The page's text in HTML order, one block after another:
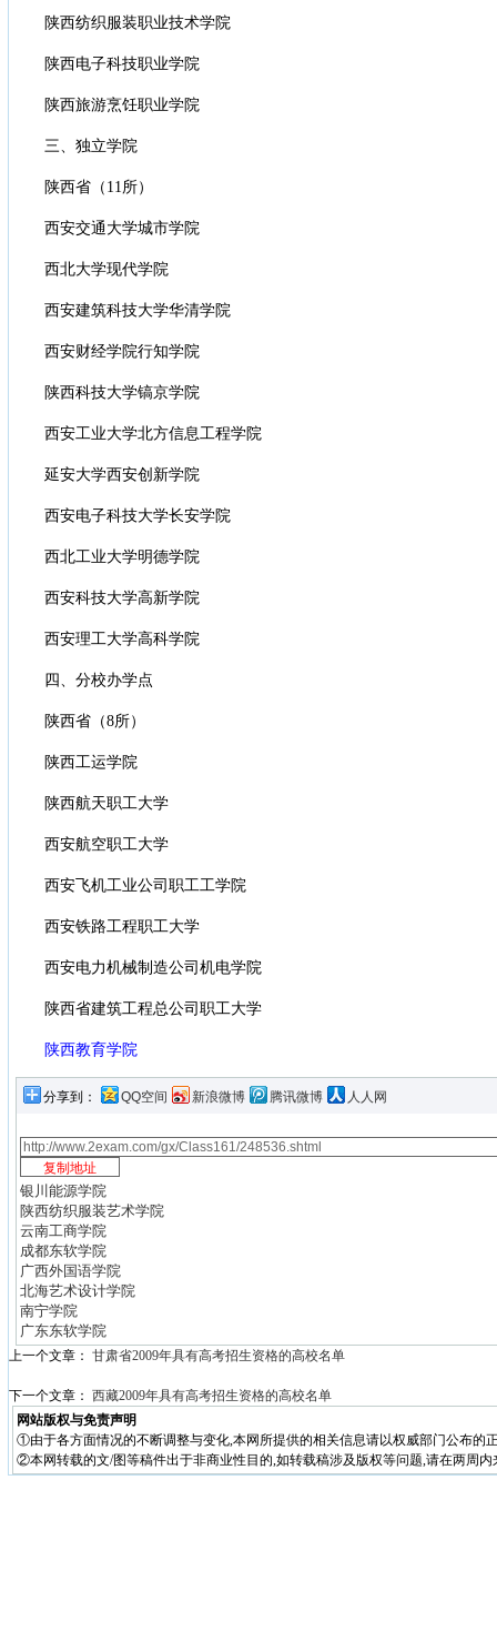
陕西纺织服装职业技术学院
陕西电子科技职业学院
陕西旅游烹饪职业学院
三、独立学院
陕西省（11所）
西安交通大学城市学院
西北大学现代学院
西安建筑科技大学华清学院
西安财经学院行知学院
陕西科技大学镐京学院
西安工业大学北方信息工程学院
延安大学西安创新学院
西安电子科技大学长安学院
西北工业大学明德学院
西安科技大学高新学院
西安理工大学高科学院
四、分校办学点
陕西省（8所）
陕西工运学院
陕西航天职工大学
西安航空职工大学
西安飞机工业公司职工工学院
西安铁路工程职工大学
西安电力机械制造公司机电学院
陕西省建筑工程总公司职工大学
陕西教育学院
分享到： QQ空间 新浪微博 腾讯微博 人人网
银川能源学院
陕西纺织服装艺术学院
云南工商学院
成都东软学院
广西外国语学院
北海艺术设计学院
南宁学院
广东东软学院
上一个文章： 甘肃省2009年具有高考招生资格的高校名单
下一个文章： 西藏2009年具有高考招生资格的高校名单
网站版权与免责声明
①由于各方面情况的不断调整与变化,本网所提供的相关信息请以权威部门公布的
②本网转载的文/图等稿件出于非商业性目的,如转载稿涉及版权等问题,请在两周内